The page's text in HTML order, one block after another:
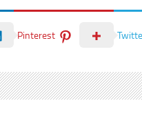
Pinterest